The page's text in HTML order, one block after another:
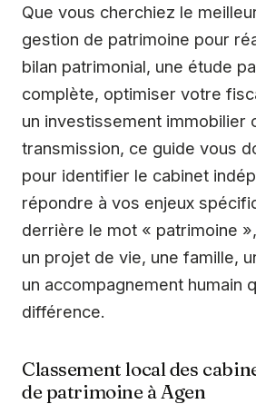
Que vous cherchiez le
gestion de patrimoine pour
bilan patrimonial, une étude
complète, optimiser votre
un investissement immobilier
transmission, ce guide vous
pour identifier le cabinet
répondre à vos enjeux
derrière le mot « patrimoine
un projet de vie, une famille,
un accompagnement humain
différence.
Classement local des
de patrimoine à Agen